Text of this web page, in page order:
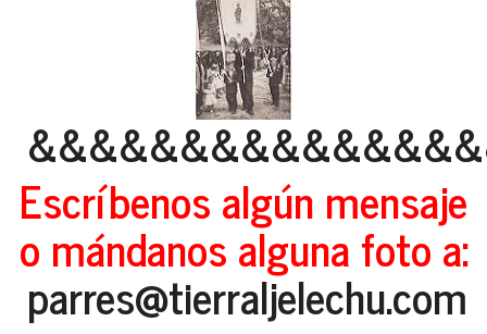
Escríbenos algún mensaje
o mándanos alguna foto a:
parres@tierraljelechu.com